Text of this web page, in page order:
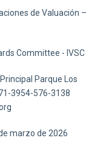
de Valuación –
Committee - IVSC
Parque Los
3954-576-3138
marzo de 2026